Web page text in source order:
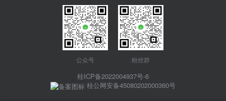
公众号 粉丝群
桂ICP备2022004937号-6
桂公网安备45080202000360号